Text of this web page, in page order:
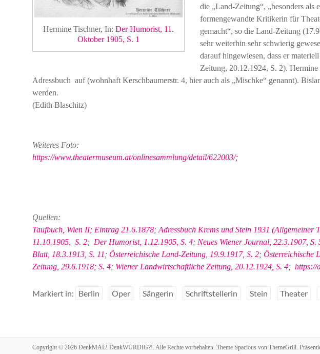
Hermine Tischner, In: Der Humorist, 11.
Oktober 1905, S. 1
die „Land-Zeitung“, „besonders als
formengewandte Kritikerin für
gemacht“, so die Land-Zeitung
sehr weiterhin sehr schwierig
darauf hingewiesen, dass er
Zeitung, 20.12.1924, S. 2).
Adressbuch auf (wohnhaft Kerschbaumerstr. 4, hier auch als „Mischke“ genannt).
werden.
(Edith Blaschitz)
Weiteres Foto:
https://www.theatermuseum.at/onlinesammlung/detail/622003/;
Quellen:
Taufbuch, Wien II; Eintrag 21.6.1878; Adressbuch Krems und Stein 1931 (Allgemeiner
11.10.1905, S. 2; Der Humorist, 1.12.1905, S. 4; Neues Wiener Journal, 22.3.1907, S.
Blatt, 18.3.1913, S. 11 ; Österreichische Land-Zeitung, 19.9.1917, S. 2; Österreichische
Zeitung, 29.6.1918; S. 4; Wiener Landwirtschaftliche Zeitung, 20.12.1924, S. 4; https://
Markiert in: Berlin Oper Sängerin Schriftstellerin Stein Theater
Copyright © 2026 DenkMAL! DenkWÜRDIG?!. Alle Rechte vorbehalten. Theme Spacious von ThemeGrill.